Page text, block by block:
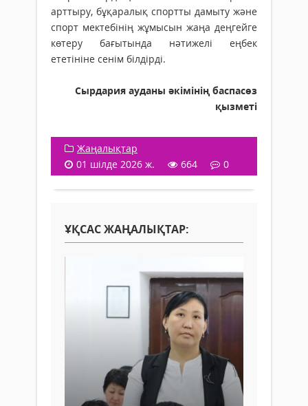
арттыру, бұқаралық спортты дамыту және
спорт мектебінің жұмысын жаңа деңгейге
көтеру бағытында нәтижелі еңбек
ететініне сенім білдірді.
Сырдария ауданы әкімінің баспасөз
қызметі
Жаңалықтар
01 шілде 2026 ж.
664 0
ҰҚСАС ЖАҢАЛЫҚТАР: